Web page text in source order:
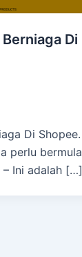
Di
Di Shopee.
perlu bermula
– Ini adalah […]